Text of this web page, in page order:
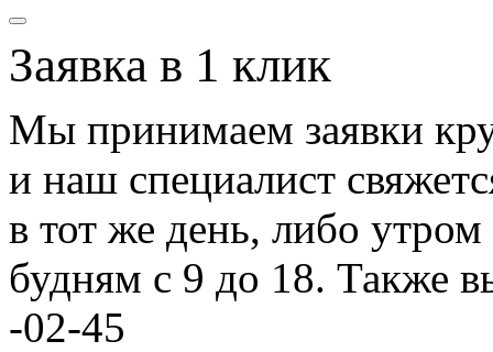
Заявка в 1 клик
Мы принимаем заявки
и наш специалист
в тот же день, либо
будням с 9 до 18. Также
-02-45